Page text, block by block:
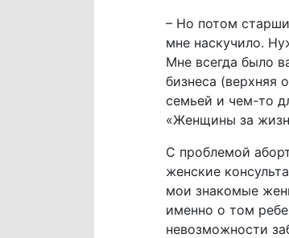
– Но потом
мне наскучило.
Мне всегда было
бизнеса (верхняя
семьей и чем-то
«Женщины за
С проблемой
женские
мои знакомые
именно о том
невозможности